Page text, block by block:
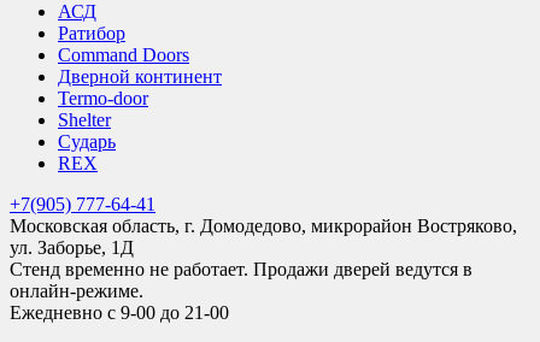
АСД
Ратибор
Command Doors
Дверной континент
Termo-door
Shelter
Сударь
REX
+7(905) 777-64-41
Московская область, г. Домодедово, микрорайон Востряково,
ул. Заборье, 1Д
Стенд временно не работает. Продажи дверей ведутся в
онлайн-режиме.
Ежедневно с 9-00 до 21-00